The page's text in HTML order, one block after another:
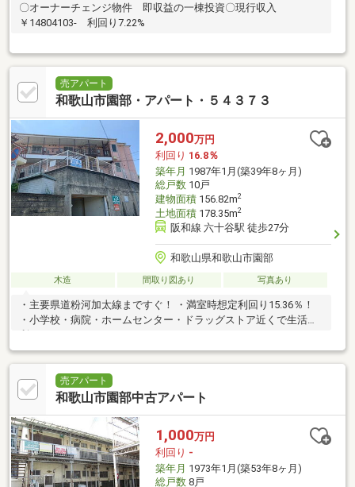
〇オーナーチェンジ物件 即収益の一棟投資〇現行収入
￥14804103- 利回り7.22%
売アパート
和歌山市園部・アパート・５４３７３
2,000万円
利回り 16.8％
築年月 1987年1月(築39年8ヶ月)
総戸数10戸
建物面積156.82m2
土地面積178.35m2
阪和線 六十谷駅 徒歩27分
和歌山県和歌山市園部
木造 間取り図あり 写真あり
・主要県道粉河加太線まですぐ！ ・満室時想定利回り15.36％！
・小学校・病院・ホームセンター・ドラッグストア近くで生活便
売アパート
和歌山市園部中古アパート
1,000万円
利回り -
築年月 1973年1月(築53年8ヶ月)
総戸数8戸